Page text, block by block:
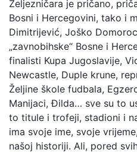
Željezničara je pričano,
Bosni i Hercegovini, tako i
Dimitrijević, Joško
„zavnobihske“ Bosne i
finalisti Kupa Jugoslavije,
Newcastle, Duple krune,
Željine škole fudbala,
Manijaci, Đilda… sve su to
to titule i trofeji, stadioni i
ima svoje ime, svoje
našoj historiji. Ali, pored